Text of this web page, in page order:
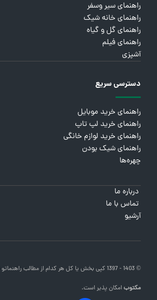
راهنمای سیر وسفر
راهنمای خانه شیک
راهنمای گل و گیاه
راهنمای فیلم
آشپزی
دسترسی سریع
راهنمای خرید موبایل
راهنمای خرید لپ تاپ
راهنمای خرید لوازم خانگی
راهنمای شیک بودن
چهره‌ها
درباره ما
تماس با ما
آرشیو
© 1403 - 1397 کپی بخش یا کل هر کدام از مطالب راهنماتو
مکتوبامکان پذیر است.